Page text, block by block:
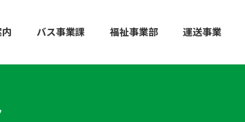
バス事業課 福祉事業部 運送事業